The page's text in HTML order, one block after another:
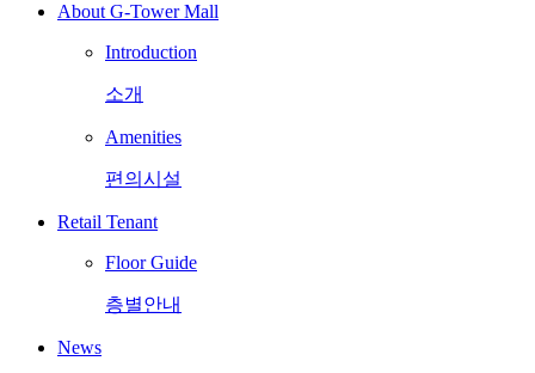
About G-Tower Mall
Introduction
소개
Amenities
편의시설
Retail Tenant
Floor Guide
층별안내
News